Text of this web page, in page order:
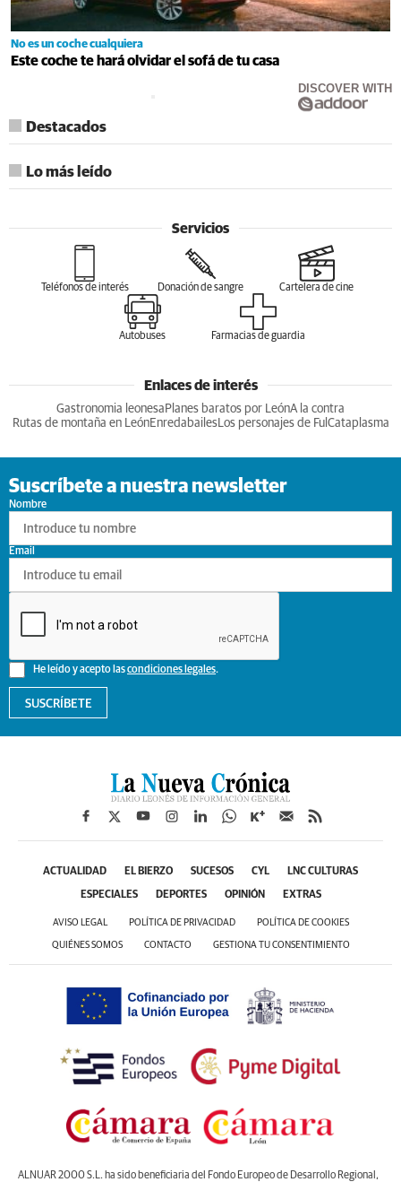
No es un coche cualquiera
Este coche te hará olvidar el sofá de tu casa
DISCOVER WITH
Destacados
Lo más leído
Servicios
Teléfonos de interés Donación de sangre Cartelera de cine
Autobuses Farmacias de guardia
Enlaces de interés
Gastronomia leonesa Planes baratos por LeónA la contra
Rutas de montaña en LeónEnredabailesLos personajes de Ful Cataplasma
Suscríbete a nuestra newsletter
Nombre
He leído y acepto lascondiciones legales.
Email
SUSCRÍBETE
ACTUALIDAD EL BIERZO SUCESOS CYL LNC CULTURAS
ESPECIALES DEPORTES OPINIÓN EXTRAS
AVISO LEGAL POLÍTICA DE PRIVACIDAD POLÍTICA DE COOKIES
QUIÉNES SOMOS CONTACTO GESTIONA TU CONSENTIMIENTO
ALNUAR 2000 S.L. ha sido beneficiaria del Fondo Europeo de Desarrollo Regional,